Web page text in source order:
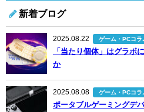
新着ブログ
2025.08.22 ゲーム・PCコラ
「当たり個体」はグラボ
か
2025.08.08 ゲーム・PCコラ
ポータブルゲーミングデ